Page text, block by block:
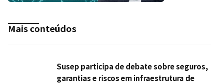
Mais conteúdos
Susep participa de debate sobre seguros,
garantias e riscos em infraestrutura de